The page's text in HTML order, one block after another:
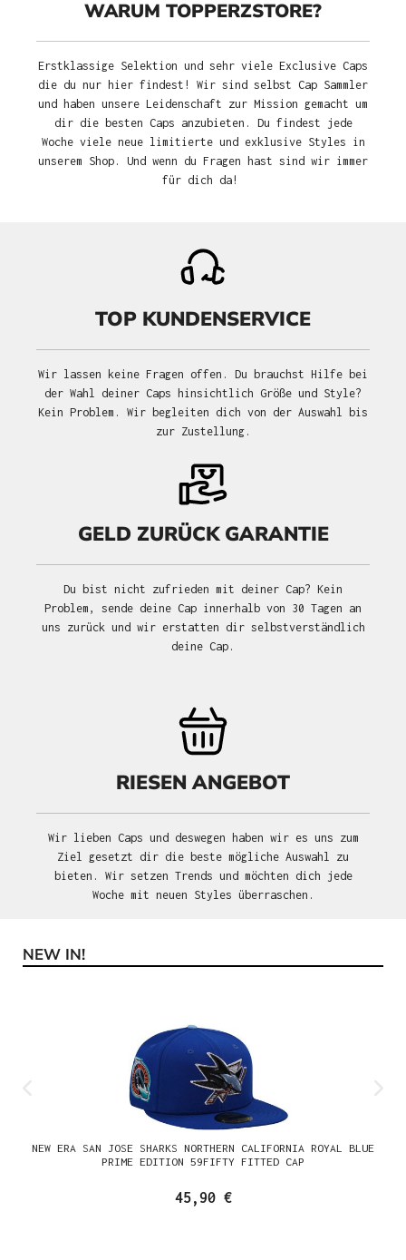
WARUM TOPPERZSTORE?
Erstklassige Selektion und sehr viele Exclusive Caps
die du nur hier findest! Wir sind selbst Cap Sammler
und haben unsere Leidenschaft zur Mission gemacht um
dir die besten Caps anzubieten. Du findest jede
Woche viele neue limitierte und exklusive Styles in
unserem Shop. Und wenn du Fragen hast sind wir immer
für dich da!
TOP KUNDENSERVICE
Wir lassen keine Fragen offen. Du brauchst Hilfe bei
der Wahl deiner Caps hinsichtlich Größe und Style?
Kein Problem. Wir begleiten dich von der Auswahl bis
zur Zustellung.
GELD ZURÜCK GARANTIE
Du bist nicht zufrieden mit deiner Cap? Kein
Problem, sende deine Cap innerhalb von 30 Tagen an
uns zurück und wir erstatten dir selbstverständlich
deine Cap.
RIESEN ANGEBOT
Wir lieben Caps und deswegen haben wir es uns zum
Ziel gesetzt dir die beste mögliche Auswahl zu
bieten. Wir setzen Trends und möchten dich jede
Woche mit neuen Styles überraschen.
Produktgalerie überspringen
NEW IN!
NEW ERA SAN JOSE SHARKS NORTHERN CALIFORNIA ROYAL BLUE
PRIME EDITION 59FIFTY FITTED CAP
45,90 €